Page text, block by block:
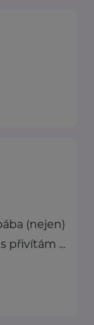
(nejen)
přivítám ...